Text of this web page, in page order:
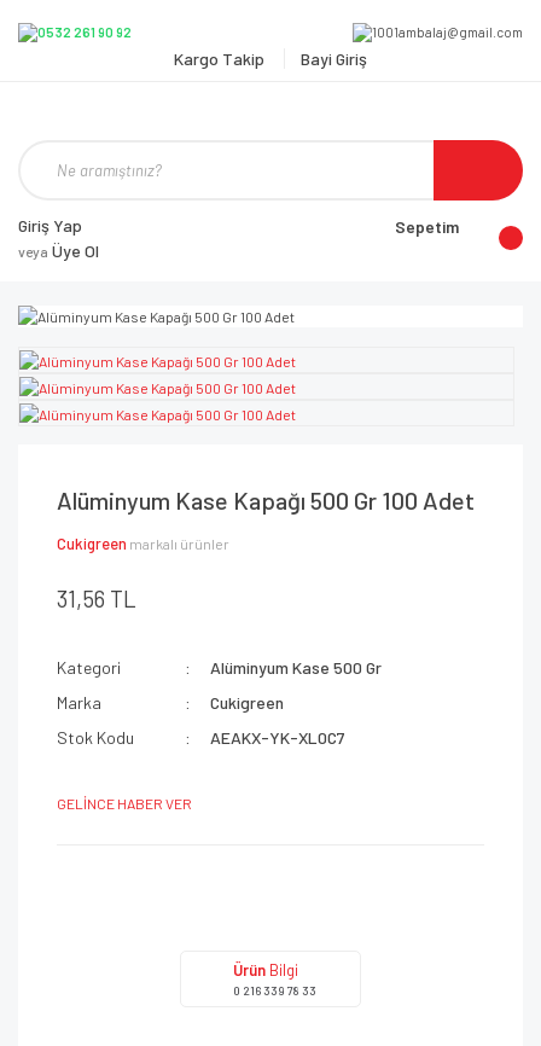
Kargo Takip Bayi Giriş
Giriş Yap
veya Üye Ol
Sepetim
Alüminyum Kase Kapağı 500 Gr 100 Adet
Cukigreen markalı ürünler
31,56 TL
Kategori
Alüminyum Kase 500 Gr
Marka
Cukigreen
Stok Kodu
AEAKX-YK-XL0C7
GELİNCE HABER VER
Ürün Bilgi
0 216 339 78 33